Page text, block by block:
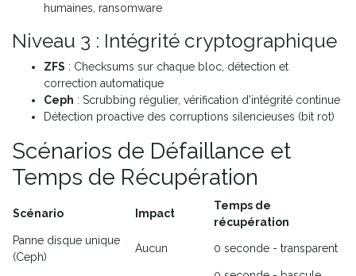
humaines, ransomware
Niveau 3 : Intégrité cryptographique
ZFS : Checksums sur chaque bloc, détection et
correction automatique
Ceph : Scrubbing régulier, vérification d'intégrité continue
Détection proactive des corruptions silencieuses (bit rot)
Scénarios de Défaillance et
Temps de Récupération
Scénario Impact
Temps de
récupération
Panne disque unique
(Ceph)
Aucun 0 seconde - transparent